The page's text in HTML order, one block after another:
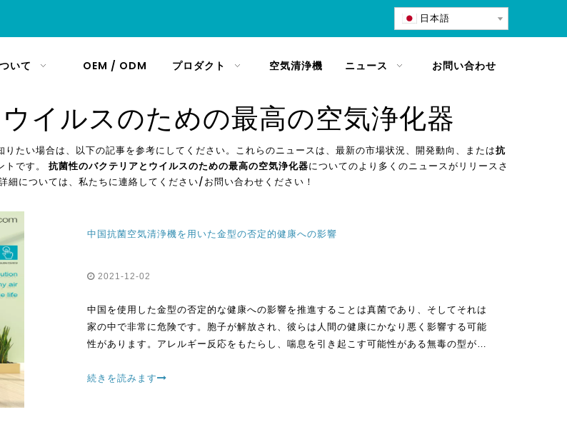
日本語
いて OEM / ODM プロダクト 空気清浄機 ニュース お問い合わせ
イルスのための最高の空気浄化器
りたい場合は、以下の記事を参考にしてください。これらのニュースは、最新の市場状況、開発動向、または抗
トです。 抗菌性のバクテリアとウイルスのための最高の空気浄化器についてのより多くのニュースがリリースさ
細については、私たちに連絡してください/お問い合わせください！
中国抗菌空気清浄機を用いた金型の否定的健康への影響
2021-12-02
中国を使用した金型の否定的な健康への影響を推進することは真菌であり、そしてそれは
家の中で非常に危険です。胞子が解放され、彼らは人間の健康にかなり悪く影響する可能
性があります。アレルギー反応をもたらし、喘息を引き起こす可能性がある無毒の型があ
続きを読みます